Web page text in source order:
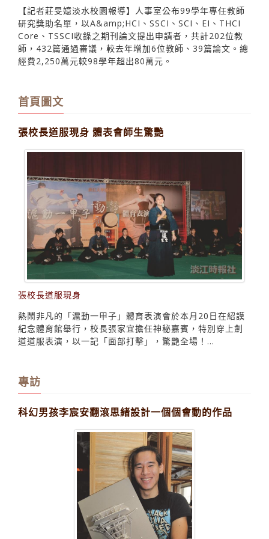
2250萬研究獎助
Core、TSSCI收錄之期刊論文提出申請者，共計202位教
師，432篇通過審議，較去年增加6位教師、39篇論文。總
經費2,250萬元較98學年超出80萬元。
張校長道服現身 體表會師生驚艷
熱鬧非凡的「滬動一甲子」體育表演會於本月20日在紹謨
紀念體育館舉行，校長張家宜擔任神秘嘉賓，特別穿上劍
道道服表演，以一記「面部打擊」，驚艷全場！...
科幻男孩李宸安翻滾思緒設計一個個會動的作品